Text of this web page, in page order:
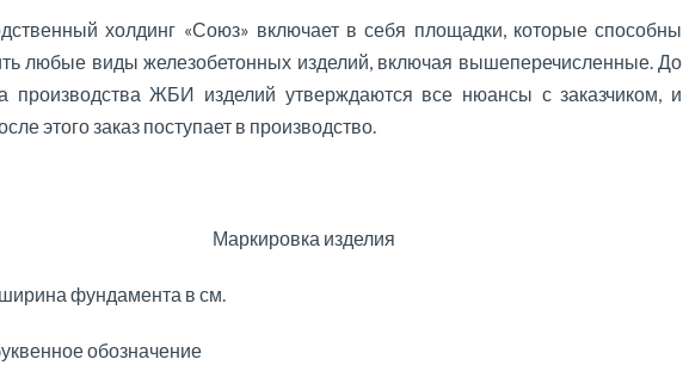
холдинг «Союз» включает в себя площадки, которые способны
любые виды железобетонных изделий, включая вышеперечисленные. До
производства ЖБИ изделий утверждаются все нюансы с заказчиком, и
этого заказ поступает в производство.
Маркировка изделия
фундамента в см.
обозначение